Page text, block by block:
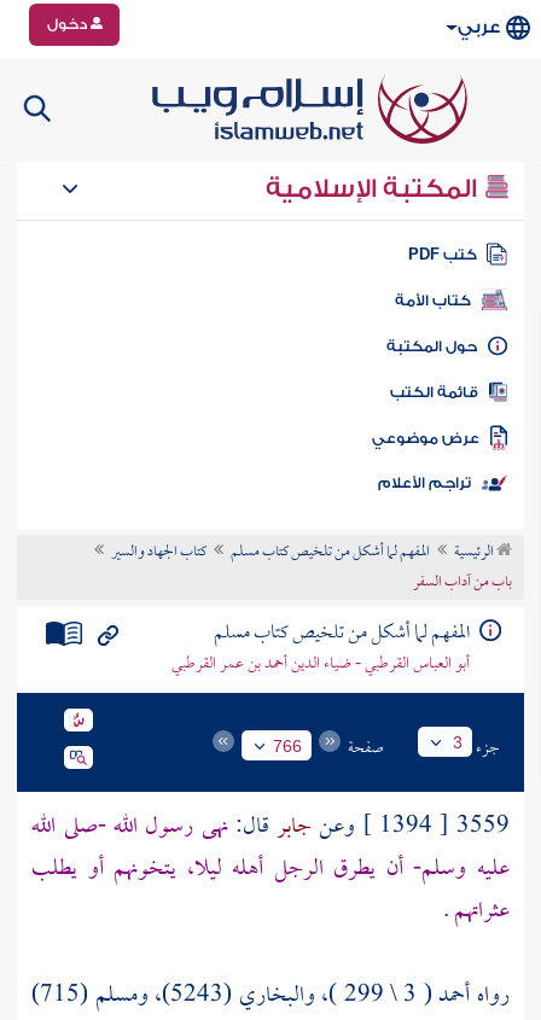
عربي دخول
المكتبة الإسلامية
كتب PDF
كتاب الأمة
المكتبة
الكتب
موضوعي
تراجم الأعلام
الرئيسية المفهم لما أشكل من تلخيص كتاب مسلم
كتاب الجهاد والسير
باب من آداب السفر
المفهم لما أشكل من تلخيص كتاب مسلم
أبو العباس القرطبي - ضياء الدين أحمد بن عمر القرطبي
جزء 3 صفحة 766
3559 [ 1394 ] وعن جابرقال:نهى رسول الله -صلى الله
عليه وسلم- أن يطرق الرجل أهله ليلا، يتخونهم أو يطلب
عثراتهم .
رواه أحمد ( 3 \ 299 )، والبخاري (5243)، ومسلم (715)